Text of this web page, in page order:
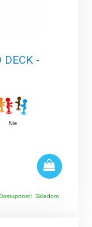
DECK -
Nie
Skladom